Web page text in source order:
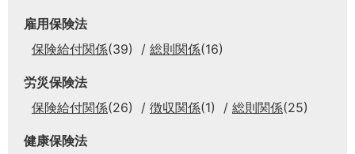
雇用保険法
保険給付関係(39) 総則関係(16)
労災保険法
保険給付関係(26) 徴収関係(1) 総則関係(25)
健康保険法